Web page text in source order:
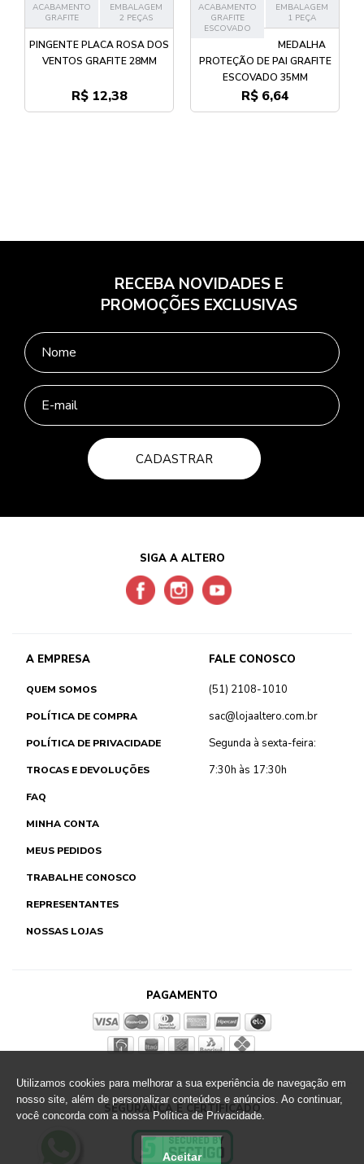
ACABAMENTO
GRAFITE
EMBALAGEM
2 PEÇAS
PINGENTE PLACA ROSA DOS
VENTOS GRAFITE 28MM
R$ 12,38
ACABAMENTO
GRAFITE
ESCOVADO
EMBALAGEM
1 PEÇA
MEDALHA
PROTEÇÃO DE PAI GRAFITE
ESCOVADO 35MM
R$ 6,64
RECEBA NOVIDADES E
PROMOÇÕES EXCLUSIVAS
CADASTRAR
SIGA A ALTERO
A EMPRESA
QUEM SOMOS
POLÍTICA DE COMPRA
POLÍTICA DE PRIVACIDADE
TROCAS E DEVOLUÇÕES
FAQ
MINHA CONTA
MEUS PEDIDOS
TRABALHE CONOSCO
REPRESENTANTES
NOSSAS LOJAS
FALE CONOSCO
(51) 2108-1010
sac@lojaaltero.com.br
Segunda à sexta-feira:
7:30h às 17:30h
PAGAMENTO
SEGURANÇA E CERTIFICADO
Utilizamos cookies para melhorar a sua experiência de navegação em
nosso site, além de personalizar conteúdos e anúncios. Ao continuar,
você concorda com a nossa Política de Privacidade.
Aceitar